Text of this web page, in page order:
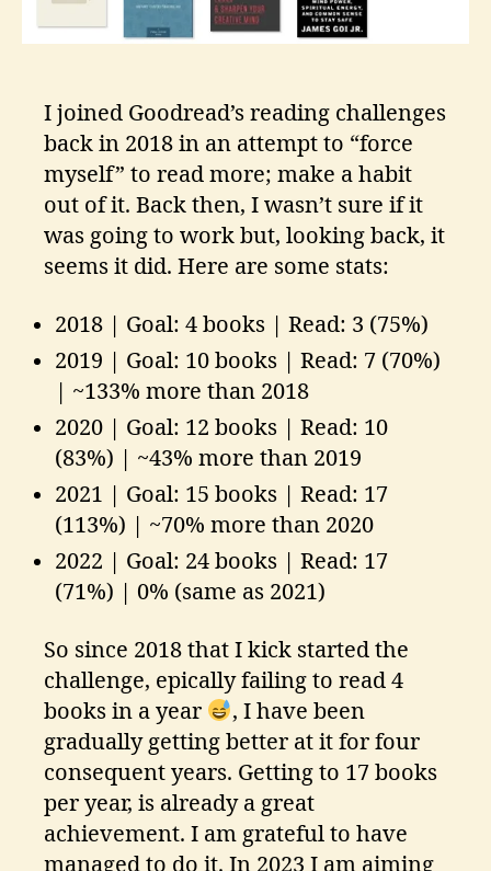
I joined Goodread’s reading challenges
back in 2018 in an attempt to “force
myself” to read more; make a habit
out of it. Back then, I wasn’t sure if it
was going to work but, looking back, it
seems it did. Here are some stats:
2018 | Goal: 4 books | Read: 3 (75%)
2019 | Goal: 10 books | Read: 7 (70%)
| ~133% more than 2018
2020 | Goal: 12 books | Read: 10
(83%) | ~43% more than 2019
2021 | Goal: 15 books | Read: 17
(113%) | ~70% more than 2020
2022 | Goal: 24 books | Read: 17
(71%) | 0% (same as 2021)
So since 2018 that I kick started the
challenge, epically failing to read 4
books in a year
, I have been
gradually getting better at it for four
consequent years. Getting to 17 books
per year, is already a great
achievement. I am grateful to have
managed to do it. In 2023 I am aiming